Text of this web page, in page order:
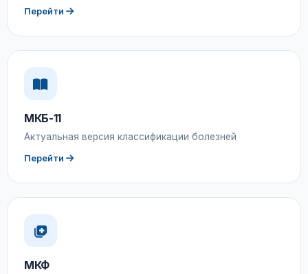
Перейти
МКБ-11
Актуальная версия классификации болезней
Перейти
МКФ